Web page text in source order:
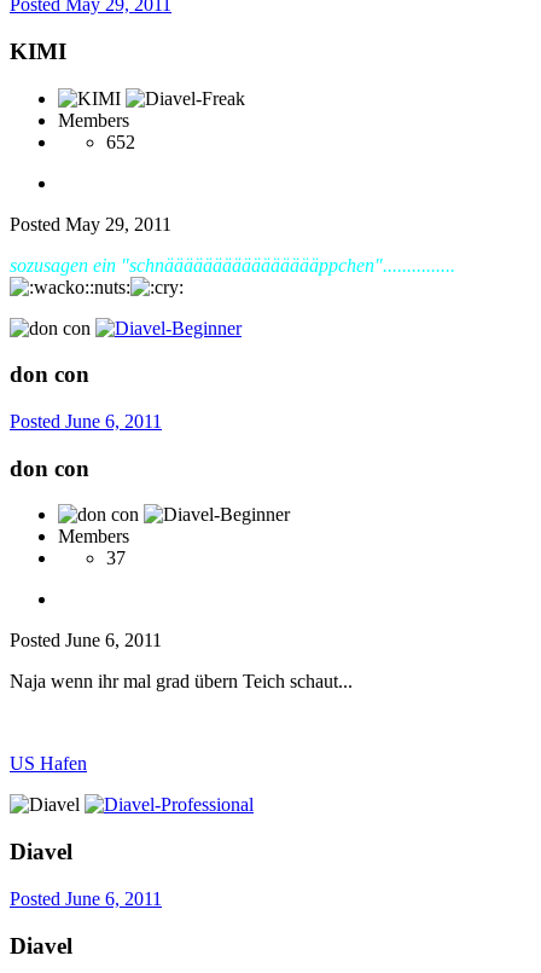
Posted May 29, 2011
KIMI
Members
652
Posted May 29, 2011
sozusagen ein "schnääääääääääääääääppchen"...............
:nuts:
don con
Posted June 6, 2011
don con
Members
37
Posted June 6, 2011
Naja wenn ihr mal grad übern Teich schaut...
US Hafen
Diavel
Posted June 6, 2011
Diavel